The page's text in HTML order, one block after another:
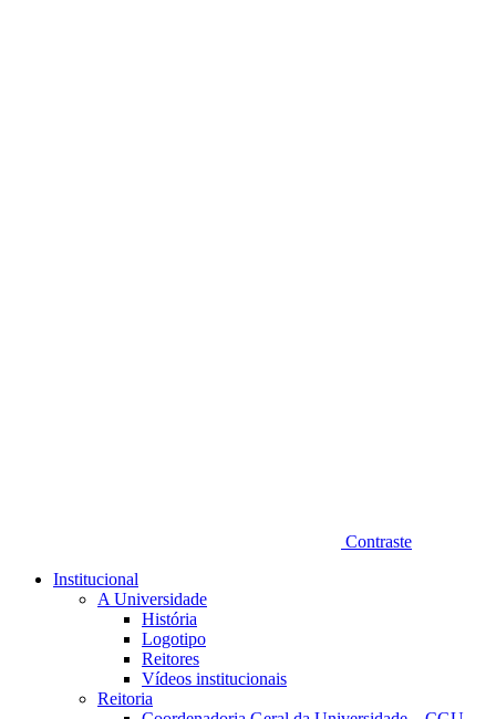
Contraste
Institucional
A Universidade
História
Logotipo
Reitores
Vídeos institucionais
Reitoria